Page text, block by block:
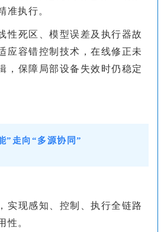
准执行。
性死区、模型误差及执行器故
应容错控制技术，在线修正未
，保障局部设备失效时仍稳定
”走向“多源协同”
实现感知、控制、执行全链路
性。